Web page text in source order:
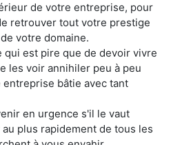
de votre entreprise, pour
retrouver tout votre prestige
votre domaine.
qui est pire que de devoir vivre
les voir annihiler peu à peu
bâtie avec tant
en urgence s'il le vaut
plus rapidement de tous les